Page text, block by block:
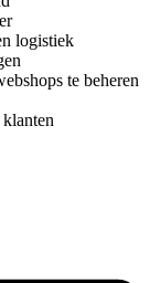
logistiek
te beheren